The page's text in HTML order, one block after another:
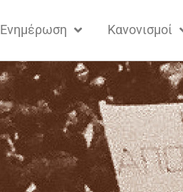
Ενημέρωση Κανονισμοί